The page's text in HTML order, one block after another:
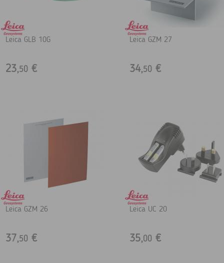
Leica GLB 10G
23,50 €
Leica GZM 27
34,50 €
Leica GZM 26
37,50 €
Leica UC 20
35,00 €